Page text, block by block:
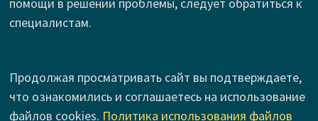
помощи в решении проблемы, следует обратиться к
специалистам.
Продолжая просматривать сайт вы подтверждаете,
что ознакомились и соглашаетесь на использование
файлов cookies. Политика использования файлов